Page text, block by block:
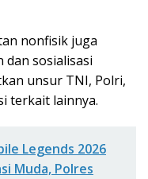
nonfisik juga
dan sosialisasi
unsur TNI, Polri,
terkait lainnya.
Legends 2026
Muda, Polres